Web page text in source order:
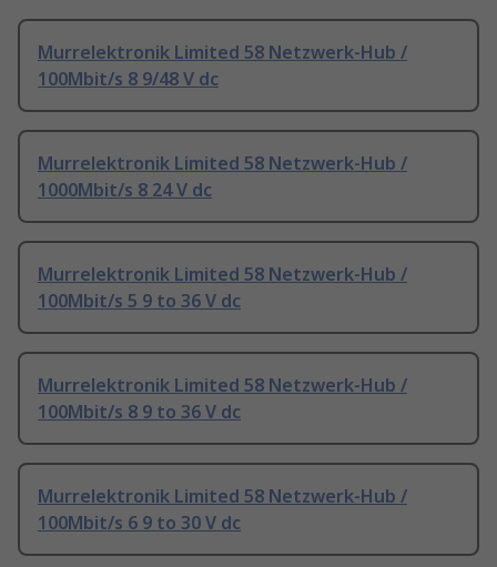
Murrelektronik Limited 58 Netzwerk-Hub /
100Mbit/s 8 9/48 V dc
Murrelektronik Limited 58 Netzwerk-Hub /
1000Mbit/s 8 24 V dc
Murrelektronik Limited 58 Netzwerk-Hub /
100Mbit/s 5 9 to 36 V dc
Murrelektronik Limited 58 Netzwerk-Hub /
100Mbit/s 8 9 to 36 V dc
Murrelektronik Limited 58 Netzwerk-Hub /
100Mbit/s 6 9 to 30 V dc